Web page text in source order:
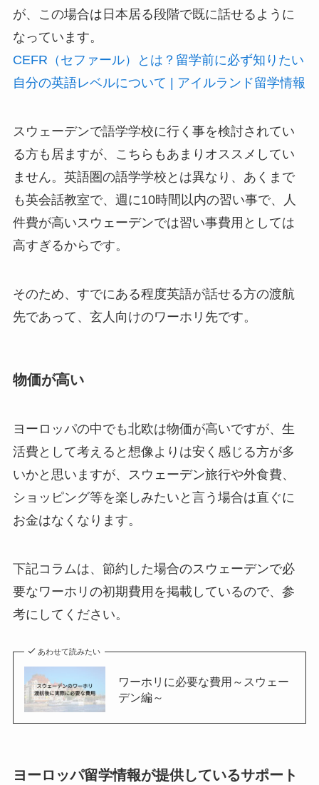
が、この場合は日本居る段階で既に話せるように
なっています。
CEFR（セファール）とは？留学前に必ず知りたい
自分の英語レベルについて | アイルランド留学情報
スウェーデンで語学学校に行く事を検討されてい
る方も居ますが、こちらもあまりオススメしてい
ません。英語圏の語学学校とは異なり、あくまで
も英会話教室で、週に10時間以内の習い事で、人
件費が高いスウェーデンでは習い事費用としては
高すぎるからです。
そのため、すでにある程度英語が話せる方の渡航
先であって、玄人向けのワーホリ先です。
物価が高い
ヨーロッパの中でも北欧は物価が高いですが、生
活費として考えると想像よりは安く感じる方が多
いかと思いますが、スウェーデン旅行や外食費、
ショッピング等を楽しみたいと言う場合は直ぐに
お金はなくなります。
下記コラムは、節約した場合のスウェーデンで必
要なワーホリの初期費用を掲載しているので、参
考にしてください。
あわせて読みたい
ワーホリに必要な費用～スウェー
デン編～
ヨーロッパ留学情報が提供しているサポート